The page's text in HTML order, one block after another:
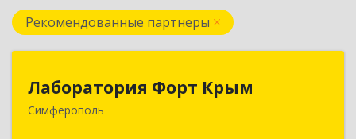
Рекомендованные партнеры
Лаборатория Форт Крым
Симферополь
295034, Крым Респ, Симферополь г, Киевская